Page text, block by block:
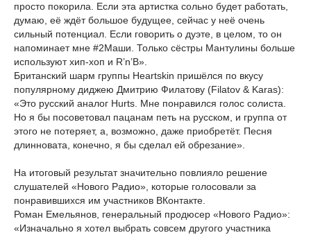
просто покорила. Если эта артистка сольно будет работать,
думаю, её ждёт большое будущее, сейчас у неё очень
сильный потенциал. Если говорить о дуэте, в целом, то он
напоминает мне #2Маши. Только сёстры Мантулины больше
используют хип-хоп и R’n’B».
Британский шарм группы Heartskin пришёлся по вкусу
популярному диджею Дмитрию Филатову (Filatov & Karas):
«Это русский аналог Hurts. Мне понравился голос солиста.
Но я бы посоветовал пацанам петь на русском, и группа от
этого не потеряет, а, возможно, даже приобретёт. Песня
длинновата, конечно, я бы сделал ей обрезание».
На итоговый результат значительно повлияло решение
слушателей «Нового Радио», которые голосовали за
понравившихся им участников ВКонтакте.
Роман Емельянов, генеральный продюсер «Нового Радио»:
«Изначально я хотел выбрать совсем другого участника